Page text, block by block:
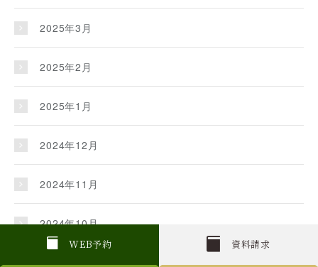
W EB予約 資料請求
2025年3月
2025年2月
2025年1月
2024年12月
2024年11月
2024年10月
2024年9月